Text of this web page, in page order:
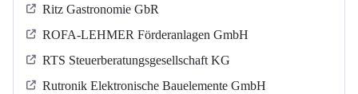
Ritz Gastronomie GbR
ROFA-LEHMER Förderanlagen GmbH
RTS Steuerberatungsgesellschaft KG
Rutronik Elektronische Bauelemente GmbH